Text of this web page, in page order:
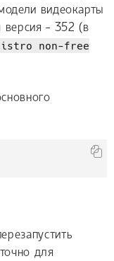
видеокарты
версия - 352 (в
non-free
для